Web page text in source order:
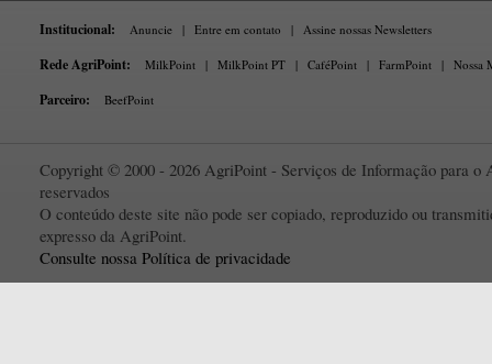
Institucional: Anuncie | Entre em contato | Assine nossas Newsletters
Rede AgriPoint: MilkPoint | MilkPoint PT | CaféPoint | FarmPoint | Nossa
Parceiro: BeefPoint
Copyright © 2000 - 2026 AgriPoint - Serviços de Informação para o
reservados
O conteúdo deste site não pode ser copiado, reproduzido ou
expresso da AgriPoint.
Consulte nossa Política de privacidade